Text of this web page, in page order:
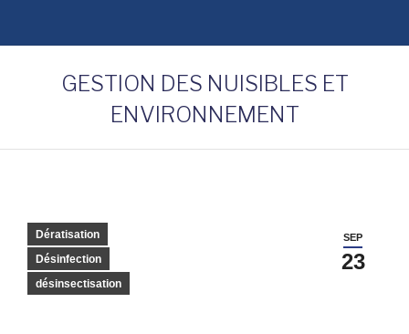
GESTION DES NUISIBLES ET
ENVIRONNEMENT
SEP
23
Dératisation
Désinfection
désinsectisation